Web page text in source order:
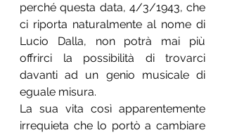
perché questa data, 4/3/1943, che
ci riporta naturalmente al nome di
Lucio Dalla, non potrà mai più
offrirci la possibilità di trovarci
davanti ad un genio musicale di
eguale misura.
La sua vita così apparentemente
irrequieta che lo portò a cambiare